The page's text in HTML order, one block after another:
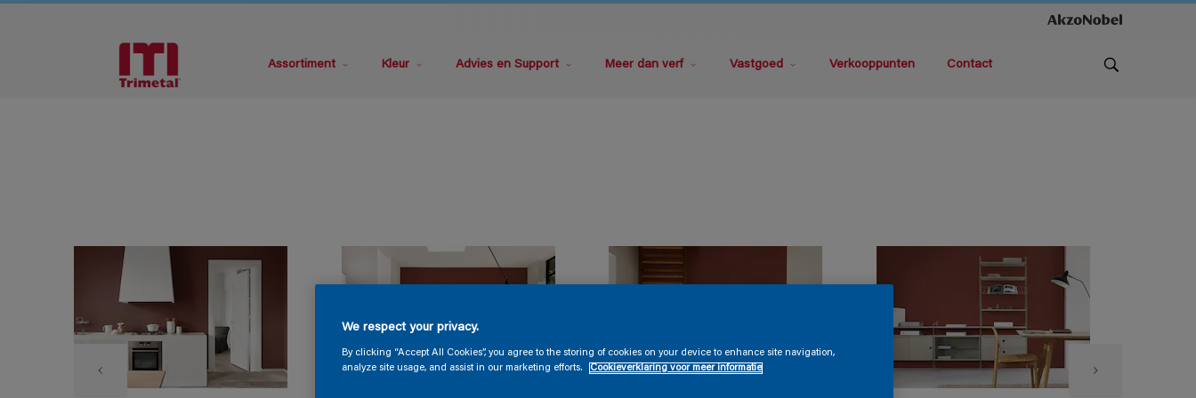
Assortiment Kleur Advies en Support Meer dan verf Vastgoed Verkooppunten Contact
We respect your privacy.
By clicking “Accept All Cookies”, you agree to the storing of cookies on your device to enhance site navigation,
analyze site usage, and assist in our marketing efforts.
Cookieverklaring voor meer informatie